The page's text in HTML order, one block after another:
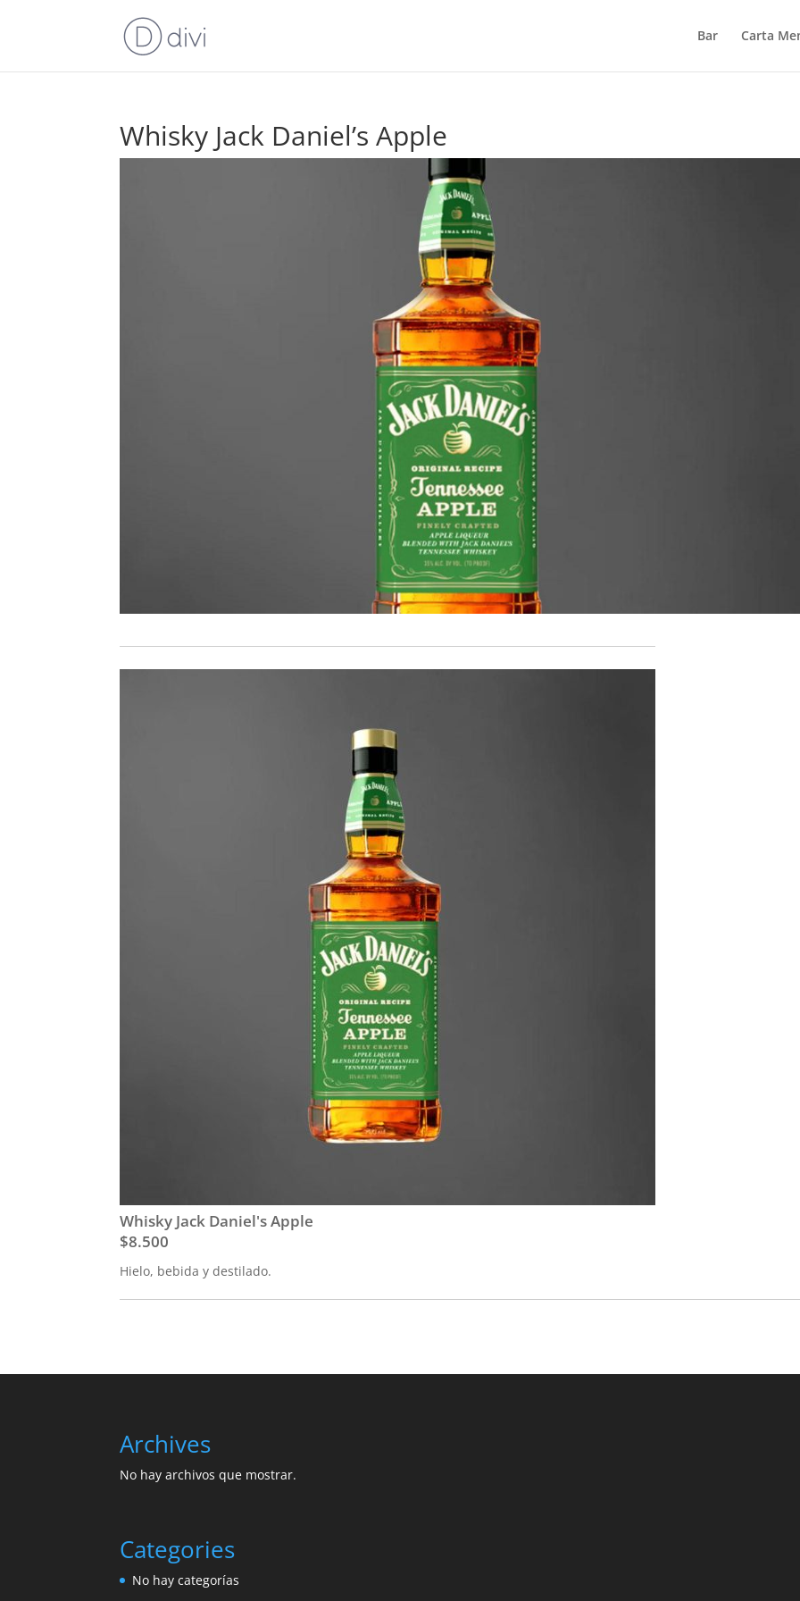
Bar Carta
Whisky Jack Daniel’s Apple
Whisky Jack Daniel's Apple
$8.500
Hielo, bebida y destilado.
Archives
No hay archivos que mostrar.
Categories
No hay categorías